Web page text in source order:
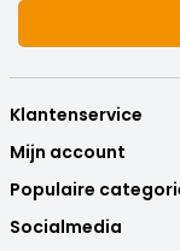
Klantenservice
Mijn account
Populaire
Socialmedia